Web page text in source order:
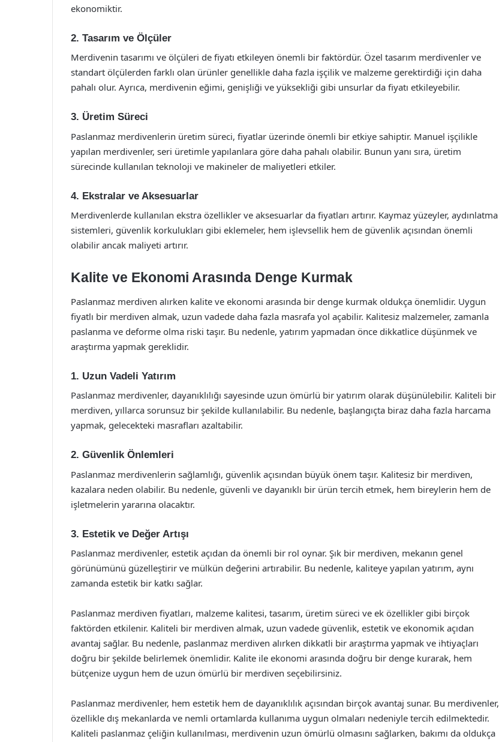
ekonomiktir.
2. Tasarım ve Ölçüler
Merdivenin tasarımı ve ölçüleri de fiyatı etkileyen önemli bir faktördür. Özel tasarım merdivenler ve
standart ölçülerden farklı olan ürünler genellikle daha fazla işçilik ve malzeme gerektirdiği için daha
pahalı olur. Ayrıca, merdivenin eğimi, genişliği ve yüksekliği gibi unsurlar da fiyatı etkileyebilir.
3. Üretim Süreci
Paslanmaz merdivenlerin üretim süreci, fiyatlar üzerinde önemli bir etkiye sahiptir. Manuel işçilikle
yapılan merdivenler, seri üretimle yapılanlara göre daha pahalı olabilir. Bunun yanı sıra, üretim
sürecinde kullanılan teknoloji ve makineler de maliyetleri etkiler.
4. Ekstralar ve Aksesuarlar
Merdivenlerde kullanılan ekstra özellikler ve aksesuarlar da fiyatları artırır. Kaymaz yüzeyler, aydınlatma
sistemleri, güvenlik korkulukları gibi eklemeler, hem işlevsellik hem de güvenlik açısından önemli
olabilir ancak maliyeti artırır.
Kalite ve Ekonomi Arasında Denge Kurmak
Paslanmaz merdiven alırken kalite ve ekonomi arasında bir denge kurmak oldukça önemlidir. Uygun
fiyatlı bir merdiven almak, uzun vadede daha fazla masrafa yol açabilir. Kalitesiz malzemeler, zamanla
paslanma ve deforme olma riski taşır. Bu nedenle, yatırım yapmadan önce dikkatlice düşünmek ve
araştırma yapmak gereklidir.
1. Uzun Vadeli Yatırım
Paslanmaz merdivenler, dayanıklılığı sayesinde uzun ömürlü bir yatırım olarak düşünülebilir. Kaliteli bir
merdiven, yıllarca sorunsuz bir şekilde kullanılabilir. Bu nedenle, başlangıçta biraz daha fazla harcama
yapmak, gelecekteki masrafları azaltabilir.
2. Güvenlik Önlemleri
Paslanmaz merdivenlerin sağlamlığı, güvenlik açısından büyük önem taşır. Kalitesiz bir merdiven,
kazalara neden olabilir. Bu nedenle, güvenli ve dayanıklı bir ürün tercih etmek, hem bireylerin hem de
işletmelerin yararına olacaktır.
3. Estetik ve Değer Artışı
Paslanmaz merdivenler, estetik açıdan da önemli bir rol oynar. Şık bir merdiven, mekanın genel
görünümünü güzelleştirir ve mülkün değerini artırabilir. Bu nedenle, kaliteye yapılan yatırım, aynı
zamanda estetik bir katkı sağlar.
Paslanmaz merdiven fiyatları, malzeme kalitesi, tasarım, üretim süreci ve ek özellikler gibi birçok
faktörden etkilenir. Kaliteli bir merdiven almak, uzun vadede güvenlik, estetik ve ekonomik açıdan
avantaj sağlar. Bu nedenle, paslanmaz merdiven alırken dikkatli bir araştırma yapmak ve ihtiyaçları
doğru bir şekilde belirlemek önemlidir. Kalite ile ekonomi arasında doğru bir denge kurarak, hem
bütçenize uygun hem de uzun ömürlü bir merdiven seçebilirsiniz.
Paslanmaz merdivenler, hem estetik hem de dayanıklılık açısından birçok avantaj sunar. Bu merdivenler,
özellikle dış mekanlarda ve nemli ortamlarda kullanıma uygun olmaları nedeniyle tercih edilmektedir.
Kaliteli paslanmaz çeliğin kullanılması, merdivenin uzun ömürlü olmasını sağlarken, bakımı da oldukça